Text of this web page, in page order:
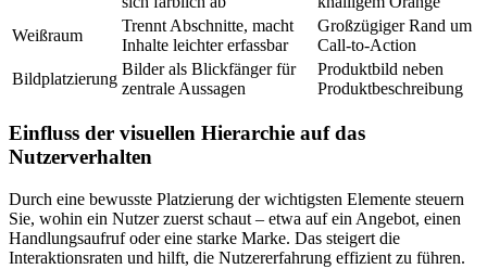
Weißraum
Trennt Abschnitte, macht
Inhalte leichter erfassbar
Großzügiger Rand um
Call-to-Action
Bildplatzierung
Bilder als Blickfänger für
zentrale Aussagen
Produktbild neben
Produktbeschreibung
Einfluss der visuellen Hierarchie auf das
Nutzerverhalten
Durch eine bewusste Platzierung der wichtigsten Elemente steuern
Sie, wohin ein Nutzer zuerst schaut – etwa auf ein Angebot, einen
Handlungsaufruf oder eine starke Marke. Das steigert die
Interaktionsraten und hilft, die Nutzererfahrung effizient zu führen.